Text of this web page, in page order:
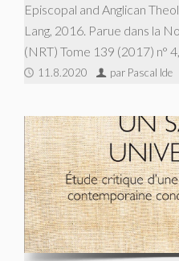
Episcopal and Anglican
Lang, 2016. Parue dans la
(NRT) Tome 139 (2017) n°
11.8.2020 par Pascal Ide